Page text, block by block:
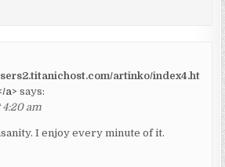
artinko/index4.ht
a> says:
4:20 am
I enjoy every minute of it.